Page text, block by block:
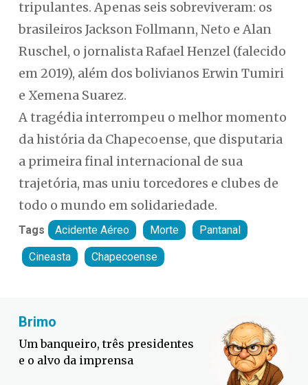
tripulantes. Apenas seis sobreviveram: os
brasileiros Jackson Follmann, Neto e Alan
Ruschel, o jornalista Rafael Henzel (falecido
em 2019), além dos bolivianos Erwin Tumiri
e Xemena Suarez.
A tragédia interrompeu o melhor momento
da história da Chapecoense, que disputaria
a primeira final internacional de sua
trajetória, mas uniu torcedores e clubes de
todo o mundo em solidariedade.
Tags Acidente Aéreo Morte Pantanal
Cineasta Chapecoense
Fabiano Bordignon
Defesa Civil lança campanha
contra o El Niño em SC